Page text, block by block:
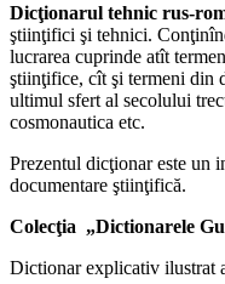
Dicţionarul tehnic rus-
ştiinţifici şi tehnici.
lucrarea cuprinde atît
ştiinţifice, cît şi termeni din
ultimul sfert al secolului
cosmonautica etc.
Prezentul dicţionar este un
documentare ştiinţifică.
Colecţia „Dictionarele
Dictionar explicativ